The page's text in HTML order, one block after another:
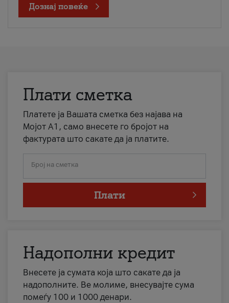
Дознај повеќе
Плати сметка
Платете ја Вашата сметка без најава на
Мојот А1, само внесете го бројот на
фактурата што сакате да ја платите.
Број на сметка
Плати
Надополни кредит
Внесете ја сумата која што сакате да ја
надополните. Ве молиме, внесувајте сума
помеѓу 100 и 1000 денари.